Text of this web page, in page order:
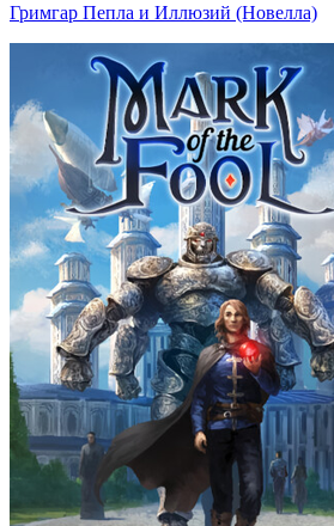
Гримгар Пепла и Иллюзий (Новелла)